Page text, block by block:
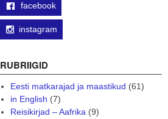
facebook
instagram
RUBRIIGID
Eesti matkarajad ja maastikud (61)
in English (7)
Reisikirjad – Aafrika(9)